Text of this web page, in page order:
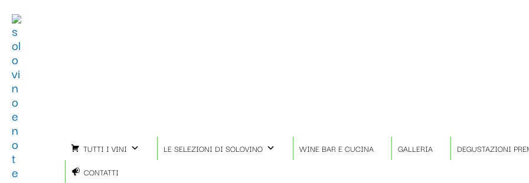
contenuto
TUTTI I VINI LE SELEZIONI DI SOLOVINO WINE BAR E CUCINA GALLERIA DEGUSTAZIONI
CONTATTI